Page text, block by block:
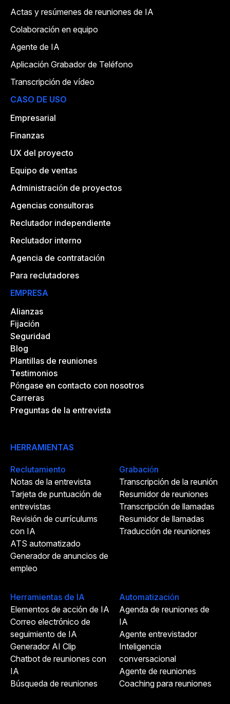
Actas y resúmenes de reuniones de IA
Colaboración en equipo
Agente de IA
Aplicación Grabador de Teléfono
Transcripción de vídeo
CASO DE USO
Empresarial
Finanzas
UX del proyecto
Equipo de ventas
Administración de proyectos
Agencias consultoras
Reclutador independiente
Reclutador interno
Agencia de contratación
Para reclutadores
EMPRESA
Alianzas
Fijación
Seguridad
Blog
Plantillas de reuniones
Testimonios
Póngase en contacto con nosotros
Carreras
Preguntas de la entrevista
HERRAMIENTAS
Reclutamiento
Notas de la entrevista
Tarjeta de puntuación de
entrevistas
Revisión de currículums
con IA
ATS automatizado
Generador de anuncios de
empleo
Grabación
Transcripción de la reunión
Resumidor de reuniones
Transcripción de llamadas
Resumidor de llamadas
Traducción de reuniones
Herramientas de IA
Elementos de acción de IA
Correo electrónico de
seguimiento de IA
Generador AI Clip
Chatbot de reuniones con
IA
Búsqueda de reuniones
Automatización
Agenda de reuniones de
IA
Agente entrevistador
Inteligencia
conversacional
Agente de reuniones
Coaching para reuniones